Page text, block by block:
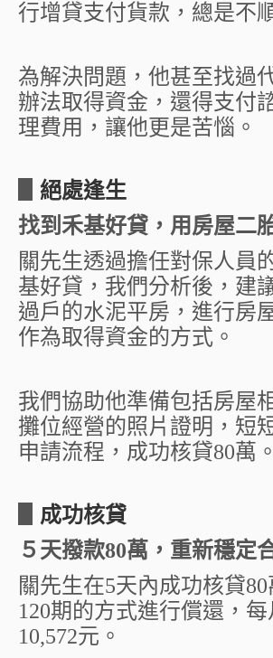
行增貸支付貨款，總是不
為解決問題，他甚至找過
辦法取得資金，還得支付
理費用，讓他更是苦惱。
絕處逢生
找到禾基好貸，用房屋二
關先生透過擔任對保人員
基好貸，我們分析後，建
過戶的水泥平房，進行房
作為取得資金的方式。
我們協助他準備包括房屋
攤位經營的照片證明，短
申請流程，成功核貸80萬。
成功核貸
５天撥款80萬，重新穩定
關先生在5天內成功核貸
120期的方式進行償還，
10,572元。